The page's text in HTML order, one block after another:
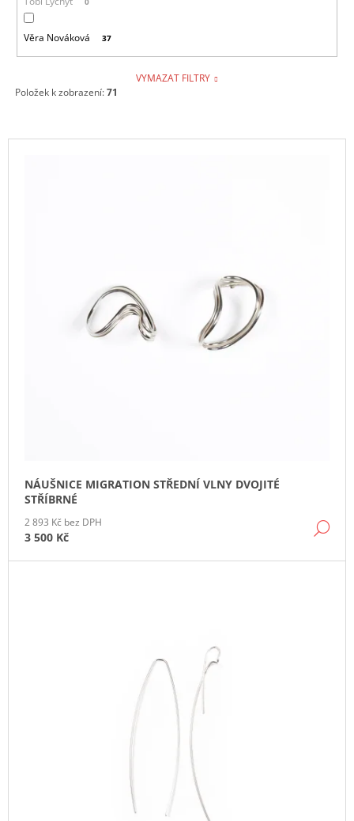
Věra Nováková 37
VYMAZAT FILTRY
Položek k zobrazení:71
V
NÁUŠNICE MIGRATION STŘEDNÍ VLNY DVOJITÉ
STŘÍBRNÉ
2 893 Kč bez DPH
3 500 Kč